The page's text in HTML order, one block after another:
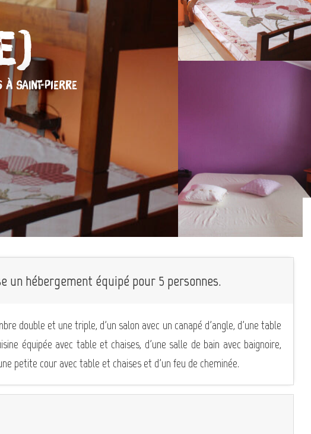
À SAINT-PIERRE
un hébergement équipé pour 5 personnes.
double et une triple, d'un salon avec un canapé d'angle, d'une table
équipée avec table et chaises, d'une salle de bain avec baignoire,
petite cour avec table et chaises et d'un feu de cheminée.